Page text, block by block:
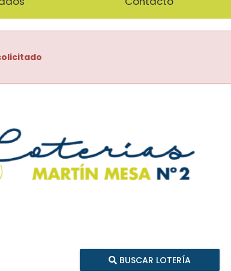
BUSCAR LOTERÍA